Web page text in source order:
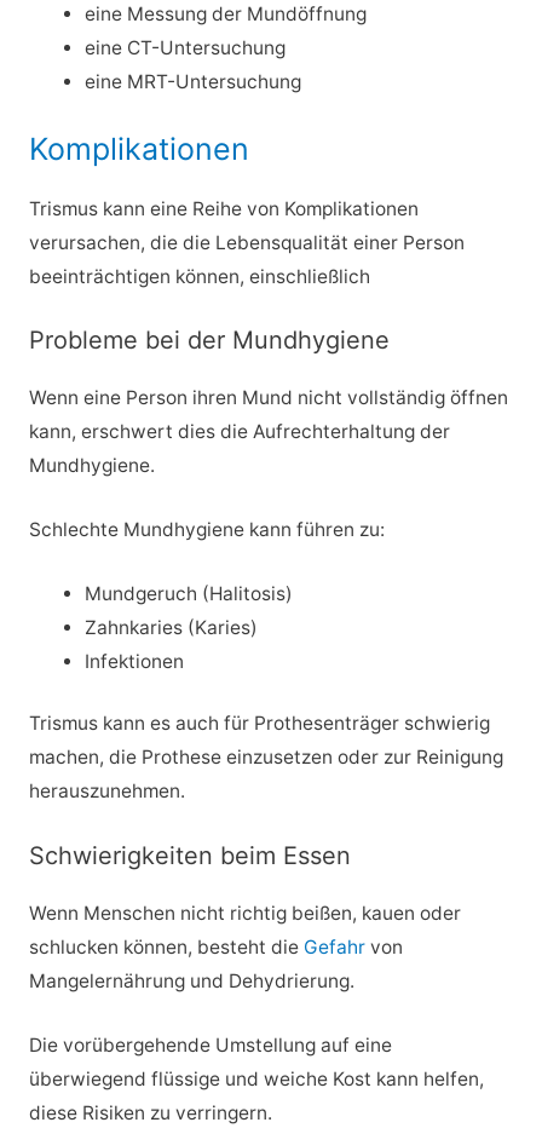
eine Messung der Mundöffnung
eine CT-Untersuchung
eine MRT-Untersuchung
Komplikationen
Trismus kann eine Reihe von Komplikationen
verursachen, die die Lebensqualität einer Person
beeinträchtigen können, einschließlich
Probleme bei der Mundhygiene
Wenn eine Person ihren Mund nicht vollständig öffnen
kann, erschwert dies die Aufrechterhaltung der
Mundhygiene.
Schlechte Mundhygiene kann führen zu:
Mundgeruch (Halitosis)
Zahnkaries (Karies)
Infektionen
Trismus kann es auch für Prothesenträger schwierig
machen, die Prothese einzusetzen oder zur Reinigung
herauszunehmen.
Schwierigkeiten beim Essen
Wenn Menschen nicht richtig beißen, kauen oder
schlucken können, besteht die Gefahrvon
Mangelernährung und Dehydrierung.
Die vorübergehende Umstellung auf eine
überwiegend flüssige und weiche Kost kann helfen,
diese Risiken zu verringern.